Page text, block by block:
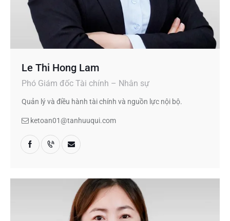
Le Thi Hong Lam
Phó Giám đốc Tài chính – Nhân sự
Quản lý và điều hành tài chính và nguồn lực nội bộ.
ketoan01@tanhuuqui.com